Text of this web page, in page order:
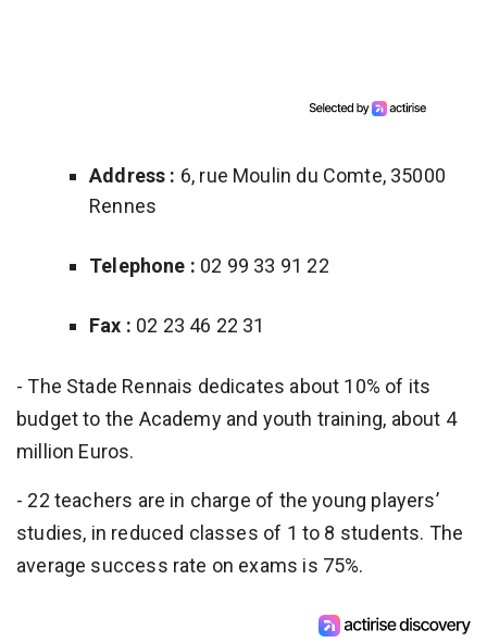
Address : 6, rue Moulin du Comte, 35000
Rennes
Telephone : 02 99 33 91 22
Fax : 02 23 46 22 31
- The Stade Rennais dedicates about 10% of its
budget to the Academy and youth training, about 4
million Euros.
- 22 teachers are in charge of the young players’
studies, in reduced classes of 1 to 8 students. The
average success rate on exams is 75%.